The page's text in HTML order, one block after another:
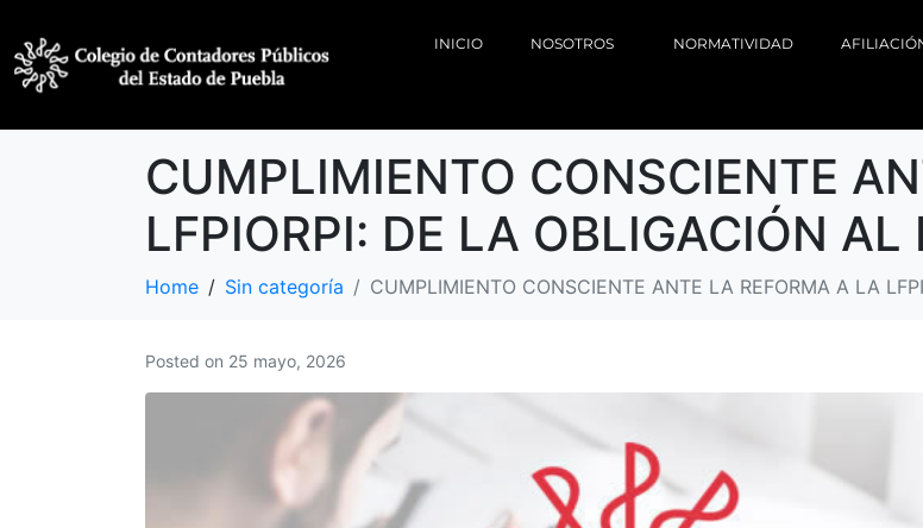
INICIO NOSOTROS NORMATIVIDAD
CUMPLIMIENTO CONSCIENTE
LFPIORPI: DE LA OBLIGACIÓN AL
Home Sin categoría CUMPLIMIENTO CONSCIENTE ANTE LA REFORMA A LA
Posted on 25 mayo, 2026